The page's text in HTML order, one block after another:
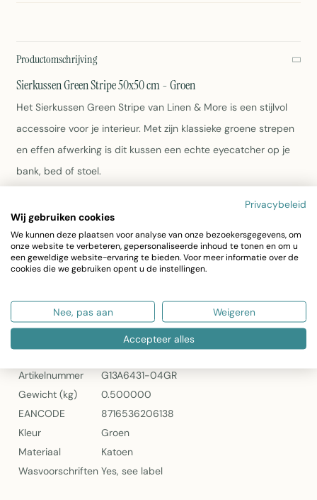
Productomschrijving
Sierkussen Green Stripe 50x50 cm - Groen
Het Sierkussen Green Stripe van Linen & More is een stijlvol
accessoire voor je interieur. Met zijn klassieke groene strepen
en effen afwerking is dit kussen een echte eyecatcher op je
bank, bed of stoel.
Kleur: Groen met strepen
Materiaal: 100% katoen
Gewicht: 500 gram
Wasvoorschriften: Zie etiket
Sierkussen Green Stripe van Linen & More
Artikelnummer
G13A6431-04GR
Gewicht (kg)
0.500000
EANCODE
8716536206138
Kleur
Groen
Materiaal
Katoen
Wasvoorschriften Yes, see label
Privacybeleid
Wij gebruiken cookies
We kunnen deze plaatsen voor analyse van onze bezoekersgegevens, om
onze website te verbeteren, gepersonaliseerde inhoud te tonen en om u
een geweldige website-ervaring te bieden. Voor meer informatie over de
cookies die we gebruiken opent u de instellingen.
Nee, pas aan Weigeren
Accepteer alles